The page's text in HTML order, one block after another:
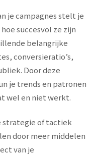
je campagnes stelt je
succesvol ze zijn
belangrijke
conversieratio’s,
Door deze
je trends en patronen
wel en niet werkt.
strategie of tactiek
door meer middelen
van je